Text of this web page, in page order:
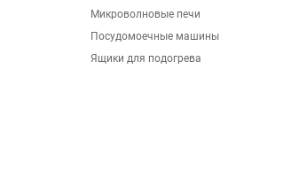
Микроволновые печи
Посудомоечные машины
Ящики для подогрева